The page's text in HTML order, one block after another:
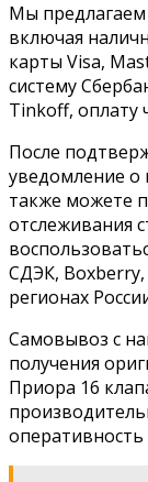
Мы
включая
карты Visa,
систему
Tinkoff, оплату
После
уведомление о
также можете
отслеживания
СДЭК, Boxberry,
регионах
Самовывоз с
получения
Приора 16